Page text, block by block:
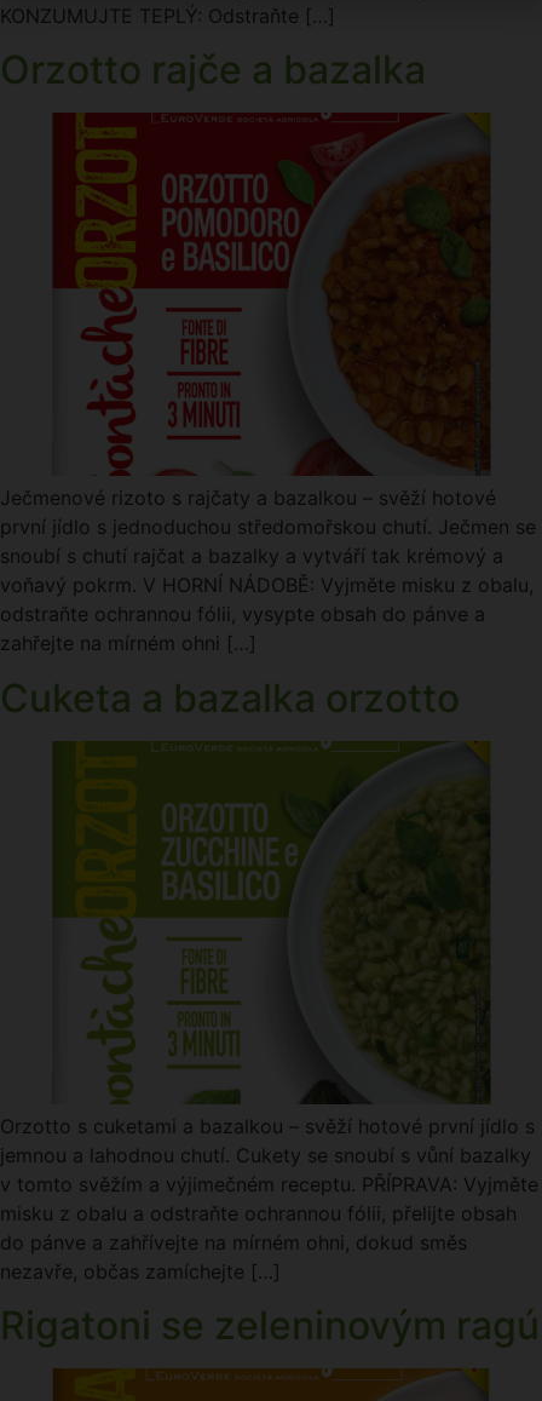
KONZUMUJTE TEPLÝ: Odstraňte […]
Orzotto rajče a bazalka
Ječmenové rizoto s rajčaty a bazalkou – svěží hotové
první jídlo s jednoduchou středomořskou chutí. Ječmen se
snoubí s chutí rajčat a bazalky a vytváří tak krémový a
voňavý pokrm. V HORNÍ NÁDOBĚ: Vyjměte misku z obalu,
odstraňte ochrannou fólii, vysypte obsah do pánve a
zahřejte na mírném ohni […]
Cuketa a bazalka orzotto
Orzotto s cuketami a bazalkou – svěží hotové první jídlo s
jemnou a lahodnou chutí. Cukety se snoubí s vůní bazalky
v tomto svěžím a výjimečném receptu. PŘÍPRAVA: Vyjměte
misku z obalu a odstraňte ochrannou fólii, přelijte obsah
do pánve a zahřívejte na mírném ohni, dokud směs
nezavře, občas zamíchejte […]
Rigatoni se zeleninovým ragú